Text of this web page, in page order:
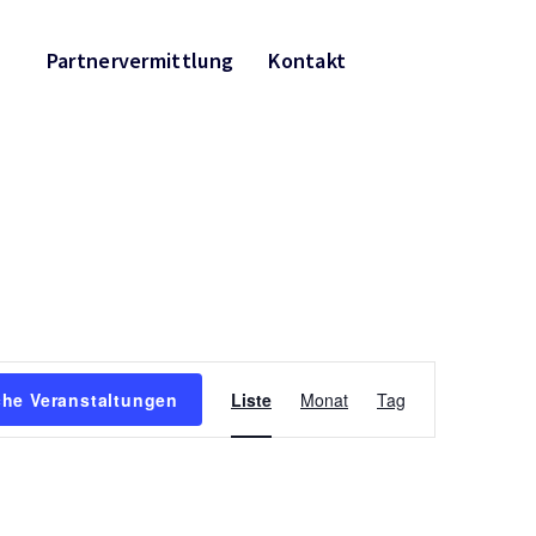
Partnervermittlung Kontakt
Veranstaltungen
Ansichten-
Liste Monat Tag